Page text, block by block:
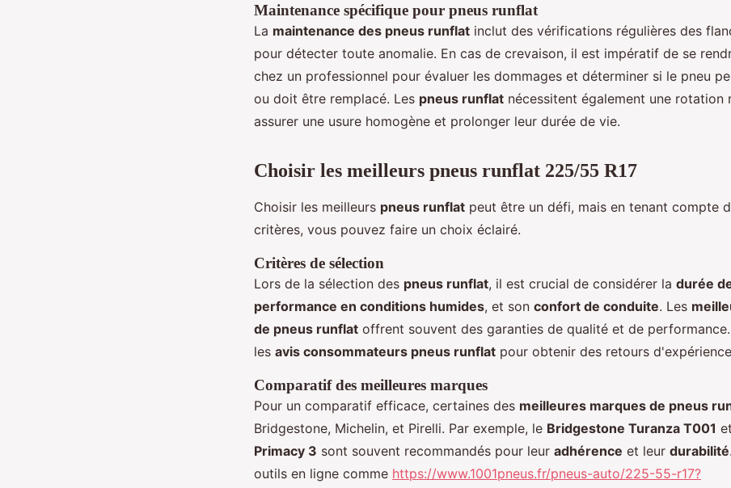
Maintenance spécifique pour pneus runflat
La maintenance des pneus runflat inclut des vérifications régulières des
pour détecter toute anomalie. En cas de crevaison, il est impératif de se
chez un professionnel pour évaluer les dommages et déterminer si le pneu
ou doit être remplacé. Les pneus runflat nécessitent également une rotation
assurer une usure homogène et prolonger leur durée de vie.
Choisir les meilleurs pneus runflat 225/55 R17
Choisir les meilleurs pneus runflat peut être un défi, mais en tenant compte
critères, vous pouvez faire un choix éclairé.
Critères de sélection
Lors de la sélection des pneus runflat, il est crucial de considérer la durée
performance en conditions humides, et son confort de conduite. Les
de pneus runflat offrent souvent des garanties de qualité et de
les avis consommateurs pneus runflat pour obtenir des retours
Comparatif des meilleures marques
Pour un comparatif efficace, certaines des meilleures marques de pneus
Bridgestone, Michelin, et Pirelli. Par exemple, le Bridgestone Turanza T001
Primacy 3 sont souvent recommandés pour leur adhérence et leur durabilité
outils en ligne comme https://www.1001pneus.fr/pneus-auto/225-55-r17?